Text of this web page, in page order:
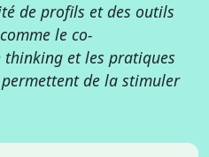
de profils et des outils
le co-
thinking et les pratiques
de la stimuler